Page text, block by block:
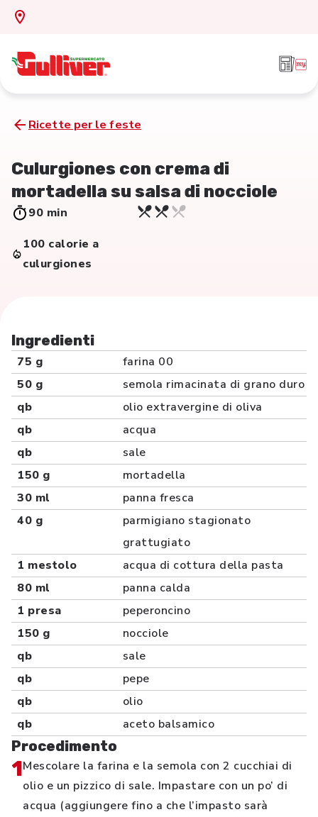
Ricette per le feste
Culurgiones con crema di
mortadella su salsa di nocciole
90 min
100 calorie a
culurgiones
Ingredienti
75 g
farina 00
50 g
semola rimacinata di grano duro
qb
olio extravergine di oliva
qb
acqua
qb
sale
150 g
mortadella
30 ml
panna fresca
40 g
parmigiano stagionato
grattugiato
1 mestolo
acqua di cottura della pasta
80 ml
panna calda
1 presa
peperoncino
150 g
nocciole
qb
sale
qb
pepe
qb
olio
qb
aceto balsamico
Procedimento
1Mescolare la farina e la semola con 2 cucchiai di
olio e un pizzico di sale. Impastare con un po’ di
acqua (aggiungere fino a che l’impasto sarà